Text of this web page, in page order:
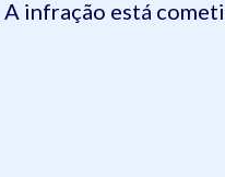
infração está